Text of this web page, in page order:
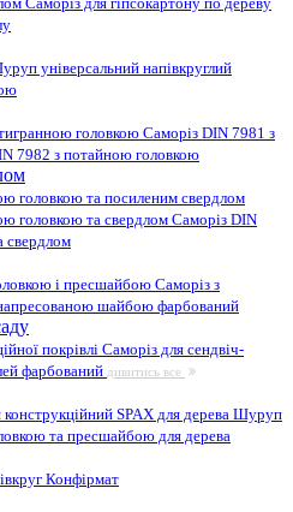
універсальний напівкруглий
головкою Саморіз DIN 7981 з
7982 з потайною головкою
головкою та посиленим свердлом
головкою та свердлом Саморіз DIN
свердлом
і пресшайбою Саморіз з
шайбою фарбований
покрівлі Саморіз для сендвіч-
фарбований дивитись все
SPAX для дерева Шуруп
та пресшайбою для дерева
Конфірмат